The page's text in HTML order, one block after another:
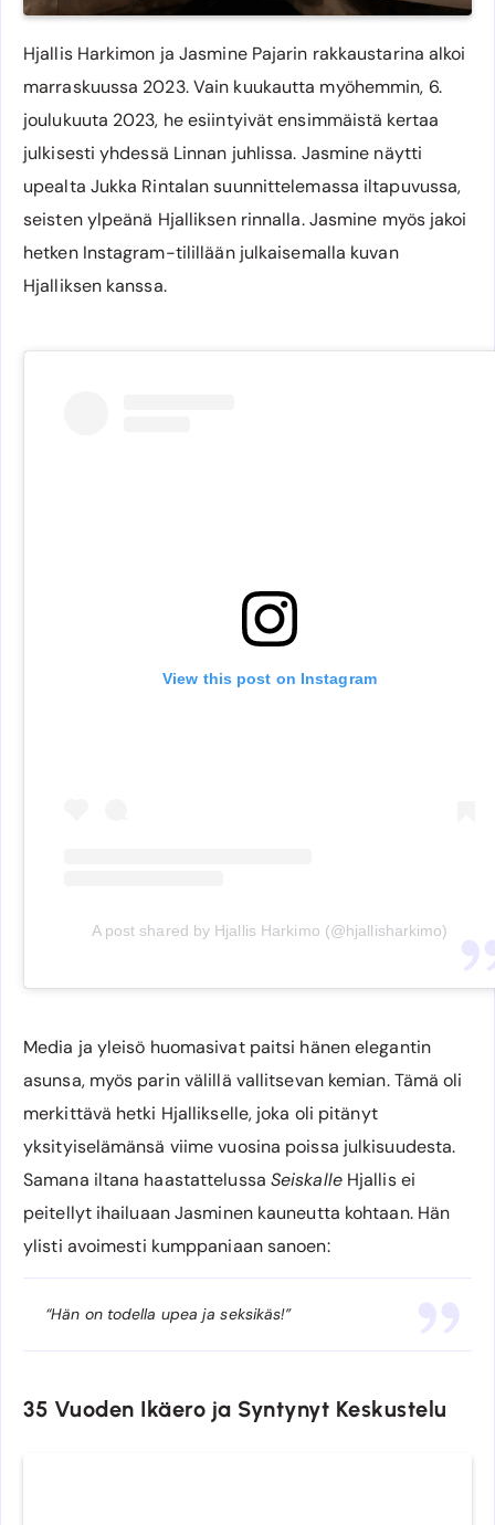
Hjallis Harkimon ja Jasmine Pajarin rakkaustarina alkoi
marraskuussa 2023. Vain kuukautta myöhemmin, 6.
joulukuuta 2023, he esiintyivät ensimmäistä kertaa
julkisesti yhdessä Linnan juhlissa. Jasmine näytti
upealta Jukka Rintalan suunnittelemassa iltapuvussa,
seisten ylpeänä Hjalliksen rinnalla. Jasmine myös jakoi
hetken Instagram-tilillään julkaisemalla kuvan
Hjalliksen kanssa.
View this post on Instagram
A post shared by Hjallis Harkimo (@hjallisharkimo)
Media ja yleisö huomasivat paitsi hänen elegantin
asunsa, myös parin välillä vallitsevan kemian. Tämä oli
merkittävä hetki Hjallikselle, joka oli pitänyt
yksityiselämänsä viime vuosina poissa julkisuudesta.
Samana iltana haastattelussa SeiskalleHjallis ei
peitellyt ihailuaan Jasminen kauneutta kohtaan. Hän
ylisti avoimesti kumppaniaan sanoen:
“Hän on todella upea ja seksikäs!”
35 Vuoden Ikäero ja Syntynyt Keskustelu